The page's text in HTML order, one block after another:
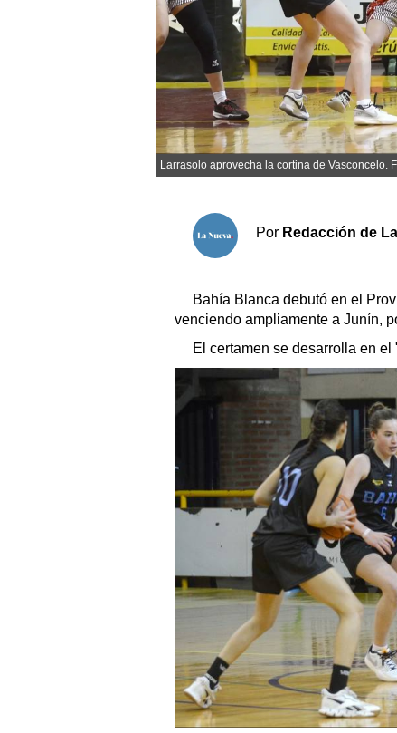
Sociedad y tiempo libre
El tiempo
Cartón Lleno
Clasificados
Horóscopo
Servicios
Larrasolo aprovecha la cortina de Vasconcelo.
Por Redacción de
Bahía Blanca debutó en el
venciendo ampliamente a Junín,
El certamen se desarrolla en